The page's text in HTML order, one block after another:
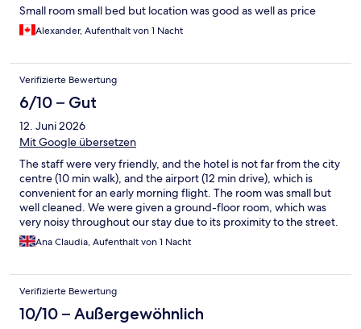
Small room small bed but location was good as well as price
Alexander, Aufenthalt von 1 Nacht
Verifizierte Bewertung
6/10 – Gut
12. Juni 2026
Mit Google übersetzen
The staff were very friendly, and the hotel is not far from the city
centre (10 min walk), and the airport (12 min drive), which is
convenient for an early morning flight. The room was small but
well cleaned. We were given a ground-floor room, which was
very noisy throughout our stay due to its proximity to the street.
Ana Claudia, Aufenthalt von 1 Nacht
Verifizierte Bewertung
10/10 – Außergewöhnlich